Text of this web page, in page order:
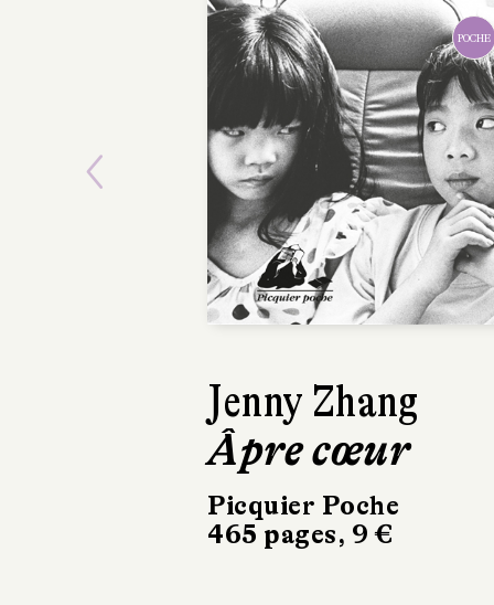
POCHE
Jenny Zhang
Âpre cœur
Picquier Poche
465 pages, 9 €
Stéphane
Disaster
Alma
22 €
Previous